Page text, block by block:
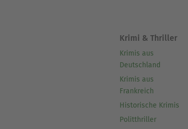
Krimi & Thriller
Krimis aus
Deutschland
Krimis aus
Frankreich
Historische Krimis
Politthriller